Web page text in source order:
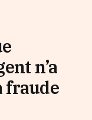
n’a
fraude